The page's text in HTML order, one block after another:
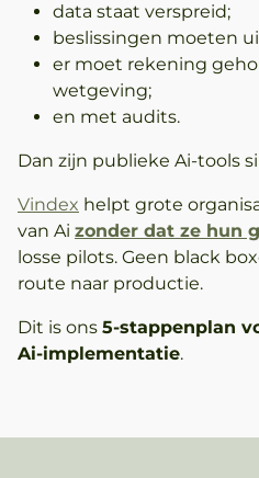
data staat verspreid;
beslissingen moeten
er moet rekening
wetgeving;
en met audits.
Dan zijn publieke Ai-tools
Vindex helpt grote
van Ai zonder dat ze hun
losse pilots. Geen black
route naar productie.
Dit is ons 5-stappenplan
Ai-implementatie.